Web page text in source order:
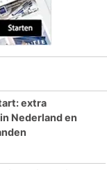
extra
Nederland en